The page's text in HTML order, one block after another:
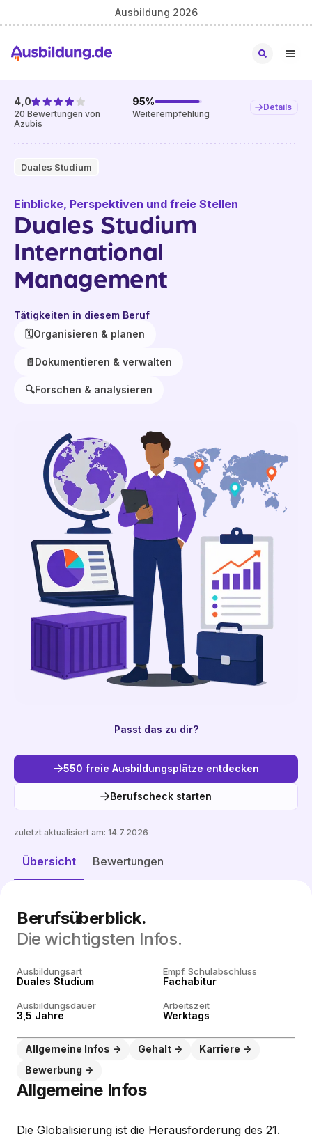
Ausbildung 2026
Duales Studium
4,0
20 Bewertungen von
Azubis
95%
Weiterempfehlung
Details
Einblicke, Perspektiven und freie Stellen
Duales Studium
International
Management
Tätigkeiten in diesem Beruf
🗓️Organisieren & planen
📄 Dokumentieren & verwalten
🔍Forschen & analysieren
Passt das zu dir?
550 freie Ausbildungsplätze entdecken
Berufscheck starten
Übersicht Bewertungen
zuletzt aktualisiert am: 14.7.2026
Berufsüberblick.
Die wichtigsten Infos.
Ausbildungsart
Duales Studium
Empf. Schulabschluss
Fachabitur
Ausbildungsdauer
3,5 Jahre
Arbeitszeit
Werktags
Allgemeine Infos Gehalt
Karriere
Bewerbung
Allgemeine Infos
Die Globalisierung ist die Herausforderung des 21.